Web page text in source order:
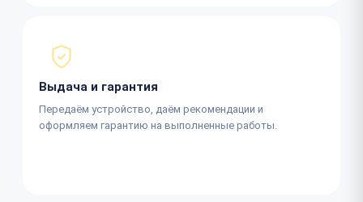
Выдача и гарантия
Передаём устройство, даём рекомендации и
оформляем гарантию на выполненные работы.